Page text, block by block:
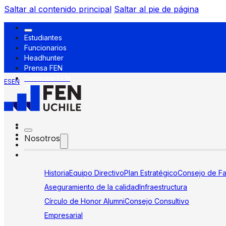
Saltar al contenido principal Saltar al pie de página
Estudiantes
Funcionarios
Headhunter
Prensa FEN
ESEN
Nosotros
HistoriaEquipo DirectivoPlan EstratégicoConsejo de
Aseguramiento de la calidadInfraestructura
Círculo de Honor AlumniConsejo Consultivo
Empresarial